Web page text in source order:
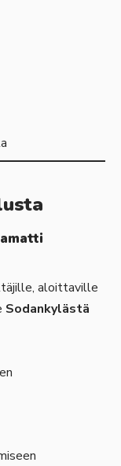
, aloittaville
Sodankylästä